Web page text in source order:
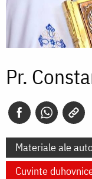
Pr.
Materiale ale
Cuvinte